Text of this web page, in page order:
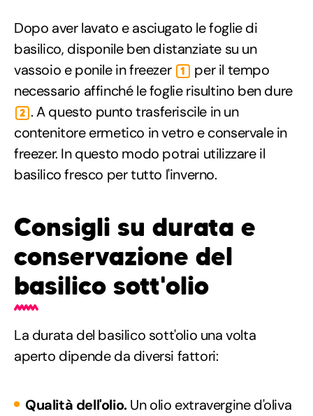
Dopo aver lavato e asciugato le foglie di
basilico, disponile ben distanziate su un
vassoio e ponile in freezer
1
per il tempo
necessario affinché le foglie risultino ben dure
2 . A questo punto trasferiscile in un
contenitore ermetico in vetro e conservale in
freezer. In questo modo potrai utilizzare il
basilico fresco per tutto l'inverno.
Consigli su durata e
conservazione del
basilico sott'olio
La durata del basilico sott'olio una volta
aperto dipende da diversi fattori:
Qualità dell'olio.Un olio extravergine d'oliva